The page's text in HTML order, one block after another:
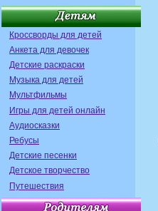
Кроссворды для детей
Анкета для девочек
Детские раскраски
Музыка для детей
Мультфильмы
Игры для детей онлайн
Аудиосказки
Ребусы
Детские песенки
Детское творчество
Путешествия